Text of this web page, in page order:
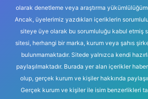
olarak denetleme veya araştırma
Ancak, üyelerimiz yazdıkları içeriklerin
siteye üye olarak bu sorumluluğu kabul etmiş
sitesi, herhangi bir marka, kurum veya şahıs
bulunmamaktadır. Sitede yalnızca kendi
paylaşılmaktadır. Burada yer alan içerikler
olup, gerçek kurum ve kişiler hakkında
Gerçek kurum ve kişiler ile isim benzerlikleri